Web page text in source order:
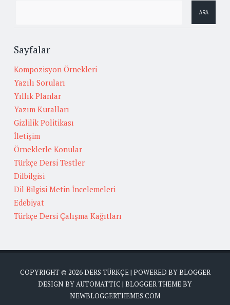
Sayfalar
Kompozisyon Örnekleri
Yazılı Soruları
Yıllık Planlar
Yazım Kuralları
Gizlilik Politikası
İletişim
Örneklerle Konular
Türkçe Dersi Testler
Dilbilgisi
Dil Bilgisi Metin İncelemeleri
Edebiyat
Türkçe Dersi Çalışma Kağıtları
COPYRIGHT © 2026DERS TÜRKÇE| POWERED BYBLOGGER
DESIGN BYAUTOMATTIC | BLOGGER THEME BY
NEWBLOGGERTHEMES.COM